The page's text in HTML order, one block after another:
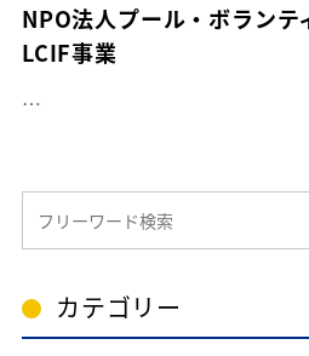
NPO法人プール・ボランテ
LCIF事業
…
カテゴリー